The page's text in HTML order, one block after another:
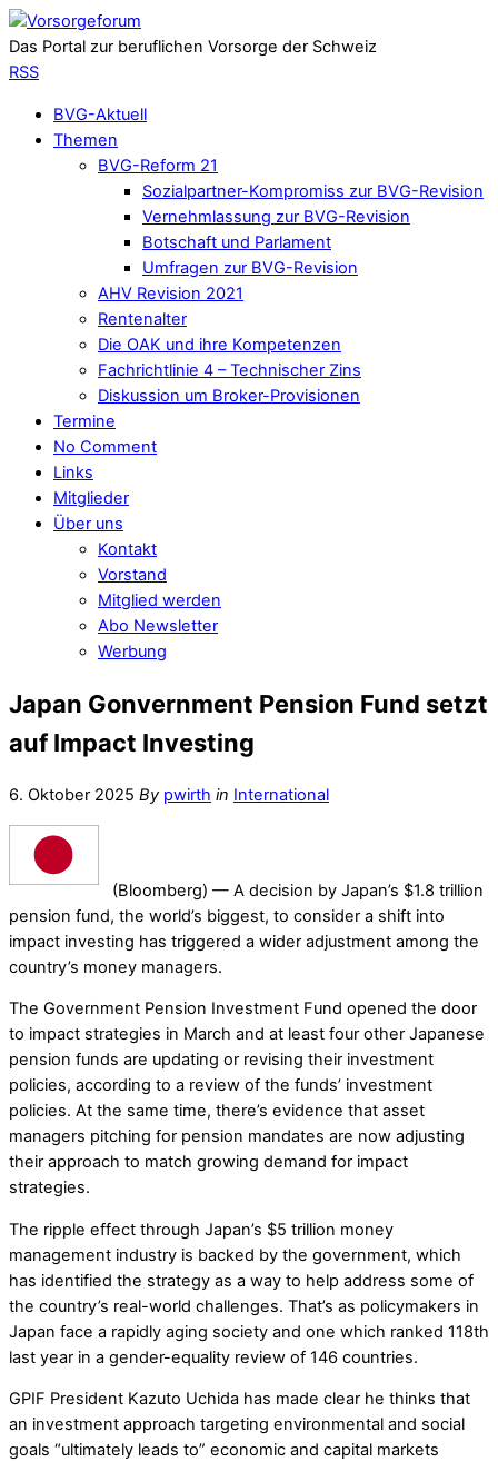
Das Portal zur beruflichen Vorsorge der Schweiz
RSS
BVG-Aktuell
Themen
BVG-Reform 21
Sozialpartner-Kompromiss zur BVG-Revision
Vernehmlassung zur BVG-Revision
Botschaft und Parlament
Umfragen zur BVG-Revision
AHV Revision 2021
Rentenalter
Die OAK und ihre Kompetenzen
Fachrichtlinie 4 – Technischer Zins
Diskussion um Broker-Provisionen
Termine
No Comment
Links
Mitglieder
Über uns
Kontakt
Vorstand
Mitglied werden
Abo Newsletter
Werbung
Japan Gonvernment Pension Fund setzt
auf Impact Investing
6. Oktober 2025 By pwirth in International
(Bloomberg) — A decision by Japan’s $1.8 trillion
pension fund, the world’s biggest, to consider a shift into
impact investing has triggered a wider adjustment among the
country’s money managers.
The Government Pension Investment Fund opened the door
to impact strategies in March and at least four other Japanese
pension funds are updating or revising their investment
policies, according to a review of the funds’ investment
policies. At the same time, there’s evidence that asset
managers pitching for pension mandates are now adjusting
their approach to match growing demand for impact
strategies.
The ripple effect through Japan’s $5 trillion money
management industry is backed by the government, which
has identified the strategy as a way to help address some of
the country’s real-world challenges. That’s as policymakers in
Japan face a rapidly aging society and one which ranked 118th
last year in a gender-equality review of 146 countries.
GPIF President Kazuto Uchida has made clear he thinks that
an investment approach targeting environmental and social
goals “ultimately leads to” economic and capital markets